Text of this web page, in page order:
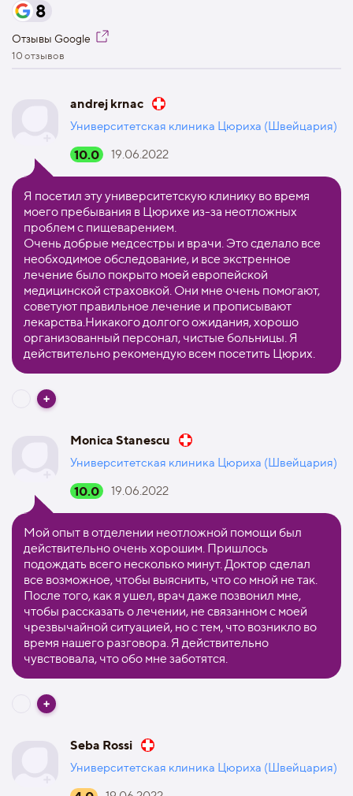
8
Отзывы Google
10 отзывов
andrej krnac
Университетская клиника Цюриха (Швейцария)
10.0 19.06.2022
Я посетил эту университетскую клинику во время
моего пребывания в Цюрихе из-за неотложных
проблем с пищеварением.
Очень добрые медсестры и врачи. Это сделало все
необходимое обследование, и все экстренное
лечение было покрыто моей европейской
медицинской страховкой. Они мне очень помогают,
советуют правильное лечение и прописывают
лекарства.Никакого долгого ожидания, хорошо
организованный персонал, чистые больницы. Я
действительно рекомендую всем посетить Цюрих.
Monica Stanescu
Университетская клиника Цюриха (Швейцария)
10.0 19.06.2022
Мой опыт в отделении неотложной помощи был
действительно очень хорошим. Пришлось
подождать всего несколько минут. Доктор сделал
все возможное, чтобы выяснить, что со мной не так.
После того, как я ушел, врач даже позвонил мне,
чтобы рассказать о лечении, не связанном с моей
чрезвычайной ситуацией, но с тем, что возникло во
время нашего разговора. Я действительно
чувствовала, что обо мне заботятся.
Seba Rossi
Университетская клиника Цюриха (Швейцария)